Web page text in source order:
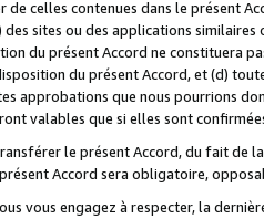
celles contenues dans le présent
sites ou des applications
du présent Accord ne constituera
du présent Accord, et (d)
approbations que nous pourrions
valables que si elles sont
le présent Accord, du fait de
Accord sera obligatoire,
vous engagez à respecter, la